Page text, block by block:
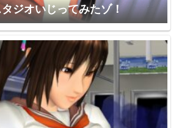
ジオいじってみたゾ！